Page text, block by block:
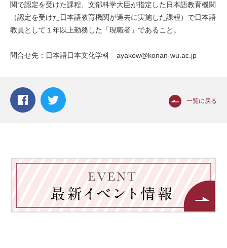
関で認定を受けた課程、文部科学大臣が指定した日本語教育機関
（認定を受けた日本語教育機関が過去に実施した課程）で日本語
教員として１年以上勤務した「現職者」であること。
問合せ先：日本語日本文化学科 ayakow@konan-wu.ac.jp
一覧に戻る